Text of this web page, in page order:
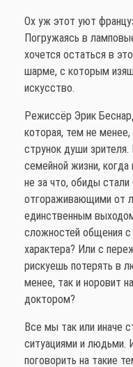
Ох уж этот уют
Погружаясь в
хочется остаться в
шарме, с которым
искусство.
Режиссёр Эрик
которая, тем не менее,
струнок души
семейной жизни,
не за что, обиды
отгораживающими от
единственным
сложностей общения
характера? Или с
рискуешь потерять в
менее, так и норовит
доктором?
Все мы так или иначе
ситуациями и людьми.
поговорить на такие